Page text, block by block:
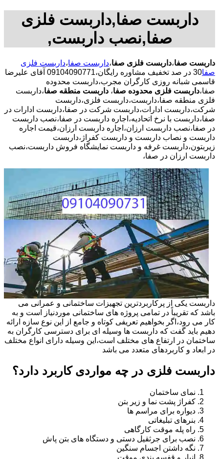
داربست صفا,داربست فلزی
صفا,نصب داربست,
داربست صفا،داربست فلزی صفا،داربست صفا،داربست فلزی
صفا
30 در صد تخفیف مشاوره رایگان،09104090771 آقای علیرضا
قاسمی شبانه روزی کارگران مجرب،داربست محدوده
صفا،داربست فلزی محدوده صفا، داربست منطقه صفا،داربست
فلزی منطقه صفا،داربست،داربست فلزی،داربست
شرکت،داربست ادارات،داربست شرکت در صفا،داربست ادارات در
صفا،داربست با نرخ اتحادیه،اجاره داربست در صفا،نصب داربست
در صفا،نصب داربست ارزان،اجاره داربست ارزان،قیمت اجاره
داربست و نصاب داربست و داربست کفراژ،داربست
زیربتون،داربست غرفه و داربست نمایشگاه فروش داربست،نصب
داربست ارزان در صفا،
داربست یکی از پرکاربردترین تجهیزات ساختمانی و عمرانی می
باشد که تقریباً در تمامی پروژه های ساختمانی موردنیاز است و به
کار می رود،اگر بخواهیم تعریفی کوتاه و جامع از این نوع سازه ارائه
دهیم باید گفت که داربست ها وسیله ای برای دسترسی کارگران به
ساختمان در ارتفاع های مختلف است،این وسیله دارای انواع مختلف
در ابعاد و کاربردهای متعدد می باشد
داربست فلزی در چه مواردی کاربرد دارد؟
نمای ساختمان
کفراژ پشت نما و زیر بتن
دیواره برای مراسم ها
بنرهای تبلیغاتی
راه پله موقت کارگاهی
نصب برای جرثقیل دستی و دستگاه های بتن پاش
نگه داشتن اجسام سنگین
انبار و قفسه بندی موقت